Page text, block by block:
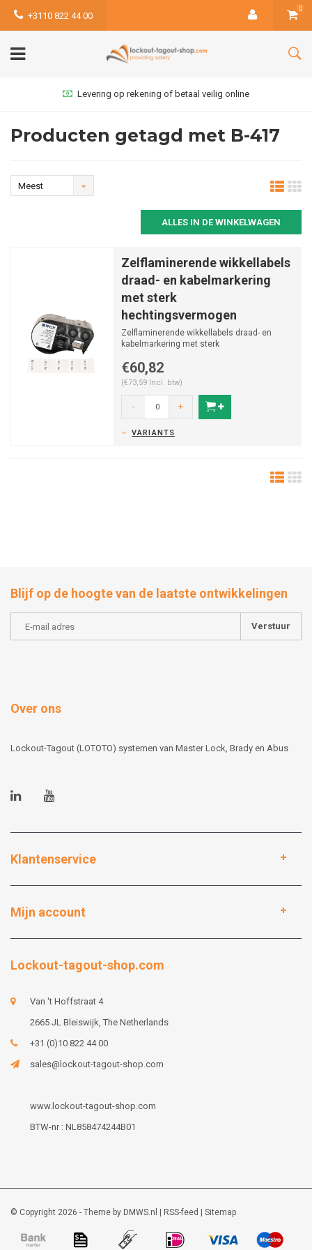
+3110 822 44 00
0
Levering op rekening of betaal veilig online
Producten getagd met B-417
Meest
ALLES IN DE WINKELWAGEN
Zelflaminerende wikkellabels
draad- en kabelmarkering
met sterk
hechtingsvermogen
Zelflaminerende wikkellabels draad- en
kabelmarkering met sterk
€60,82
(€73,59 Incl. btw)
- +
VARIANTS
Blijf op de hoogte van de laatste ontwikkelingen
Verstuur
Over ons
Lockout-Tagout (LOTOTO) systemen van Master Lock, Brady en Abus
Klantenservice
Mijn account
Lockout-tagout-shop.com
Van 't Hoffstraat 4
2665 JL Bleiswijk, The Netherlands
+31 (0)10 822 44 00
sales@lockout-tagout-shop.com
www.lockout-tagout-shop.com
BTW-nr : NL858474244B01
© Copyright 2026 - Theme by DMWS.nl RSS-feed Sitemap